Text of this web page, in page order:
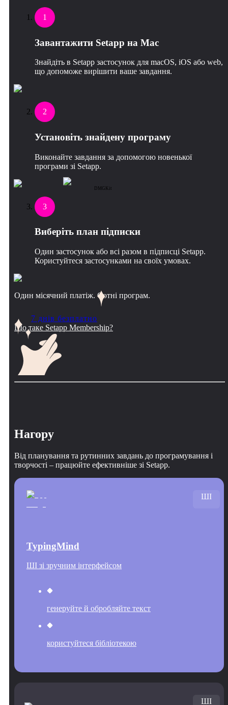
1
Завантажити Setapp на Mac
Знайдіть в Setapp застосунок для macOS, iOS або web,
що допоможе вирішити ваше завдання.
2
Установіть знайдену програму
Виконайте завдання за допомогою новенької
програми зі Setapp.
DMGKit
3
Виберіть план підписки
Один застосунок або всі разом в підписці Setapp.
Користуйтеся застосунками на своїх умовах.
Один місячний платіж. Сотні програм.
7 днів безплатно
Що таке Setapp Membership?
Нагору
Від планування та рутинних завдань до програмування і
творчості – працюйте ефективніше зі Setapp.
TypingMind
ШІ зі зручним інтерфейсом
генеруйте й обробляйте текст
користуйтеся бібліотекою
ШІ
ШІ